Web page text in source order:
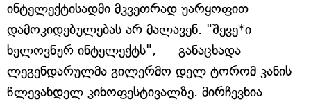
ინტელექტისადმი მკვეთრად უარყოფით
დამოკიდებულებას არ მალავენ. "შევე*ი
ხელოვნურ ინტელექტს", — განაცხადა
ლეგენდარულმა გილერმო დელ ტორომ კანის
წლევანდელ კინოფესტივალზე. მირჩევნია